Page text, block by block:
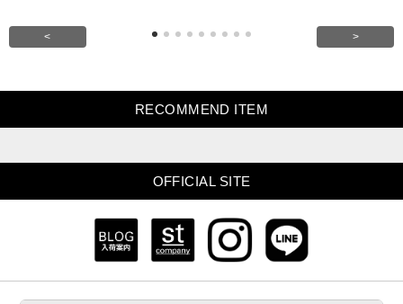
< >
RECOMMEND ITEM
OFFICIAL SITE